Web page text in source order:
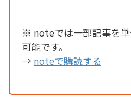
※ noteでは一部記事を
可能です。
→ noteで購読する